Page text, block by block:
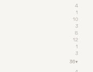
4
1
10
3
8
12
1
3
36▾